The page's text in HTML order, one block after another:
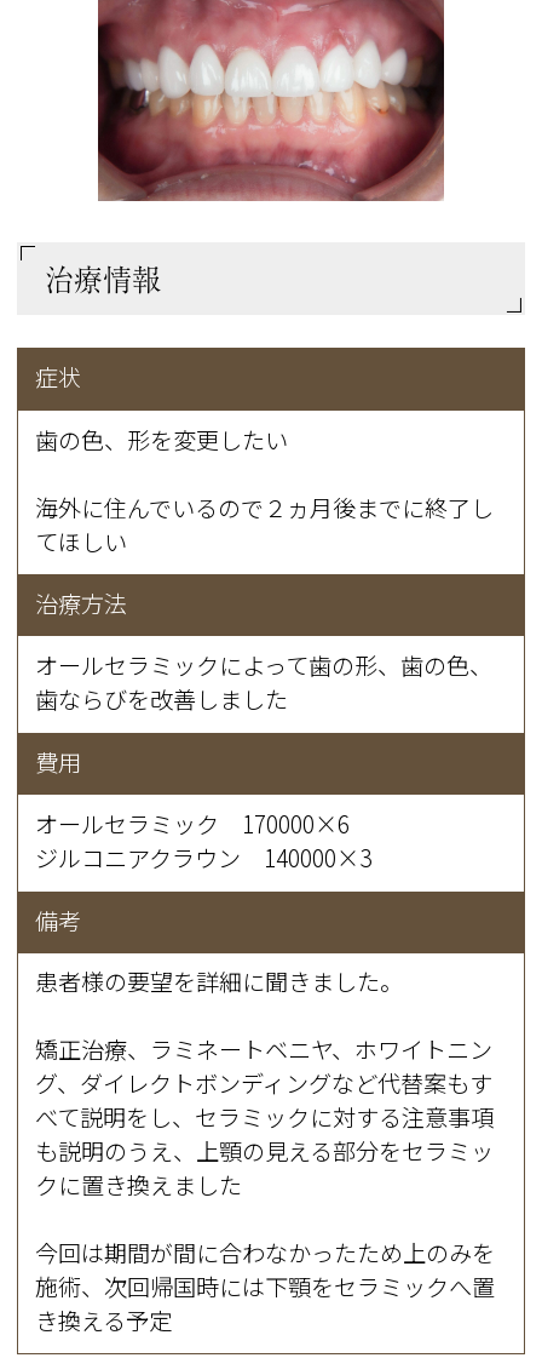
治療情報
症状
歯の色、形を変更したい
海外に住んでいるので２ヵ月後までに終了し
てほしい
治療方法
オールセラミックによって歯の形、歯の色、
歯ならびを改善しました
費用
オールセラミック 170000×6
ジルコニアクラウン 140000×3
備考
患者様の要望を詳細に聞きました。
矯正治療、ラミネートベニヤ、ホワイトニン
グ、ダイレクトボンディングなど代替案もす
べて説明をし、セラミックに対する注意事項
も説明のうえ、上顎の見える部分をセラミッ
クに置き換えました
今回は期間が間に合わなかったため上のみを
施術、次回帰国時には下顎をセラミックへ置
き換える予定